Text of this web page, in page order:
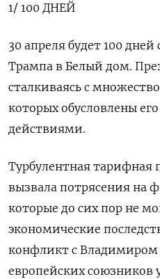
1/ 100 ДНЕЙ
30 апреля будет 100
Трампа в Белый дом.
сталкиваясь с
которых обусловлены
действиями.
Турбулентная тарифная
вызвала потрясения на
которые до сих пор не
экономические
конфликт с
европейских союзников